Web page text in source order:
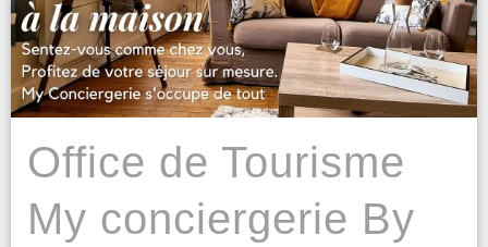
Office de Tourisme
My conciergerie By